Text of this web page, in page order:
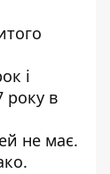
і
року в
не має.